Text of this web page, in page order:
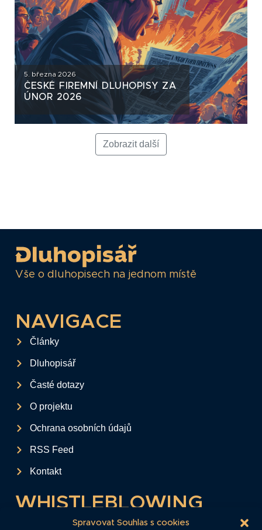
Spravovat Souhlas s cookies
5. března 2026
ČESKÉ FIREMNÍ DLUHOPISY ZA
ÚNOR 2026
Zobrazit další
Vše o dluhopisech na jednom místě
NAVIGACE
Články
Dluhopisář
Časté dotazy
O projektu
Ochrana osobních údajů
RSS Feed
Kontakt
WHISTLEBLOWING
Tento formulář slouží k anonymnímu zaslání